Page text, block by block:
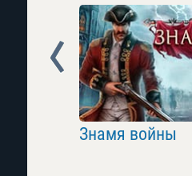
Знамя войны
Prev